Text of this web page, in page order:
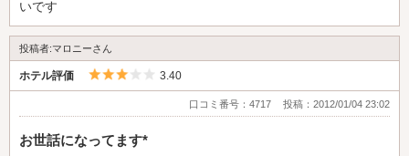
いです
投稿者:マロニーさん
ホテル評価 5つ星のうち3
3.40
口コミ番号：4717 投稿：2012/01/04 23:02
お世話になってます*